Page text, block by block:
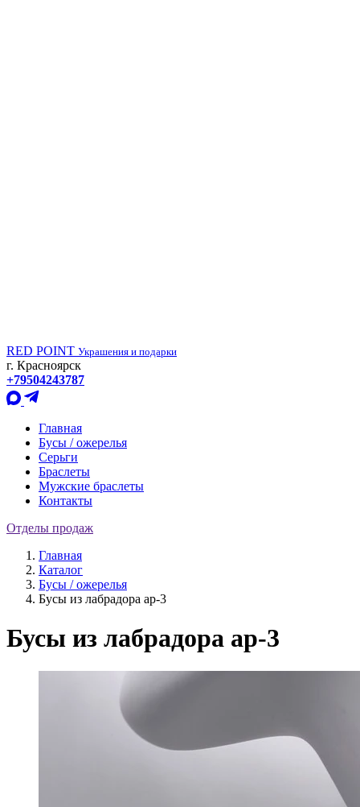
RED POINT Украшения и подарки
г. Красноярск
+79504243787
Главная
Бусы / ожерелья
Серьги
Браслеты
Мужские браслеты
Контакты
Отделы продаж
Главная
Каталог
Бусы / ожерелья
Бусы из лабрадора ар-3
Бусы из лабрадора ар-3